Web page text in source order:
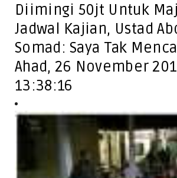
Diimingi 50jt Untuk
Jadwal Kajian, Ustad
Somad: Saya Tak
Ahad, 26 November
13:38:16